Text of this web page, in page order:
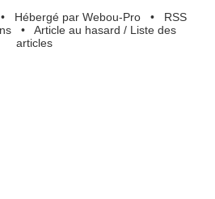
Hébergé par Webou-Pro• RSS
• Article au hasard / Liste des
articles